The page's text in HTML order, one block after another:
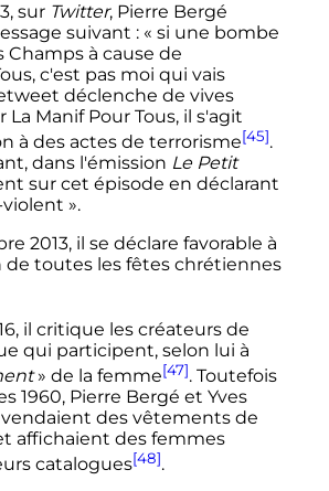
, sur Twitter, Pierre Bergé
suivant : « si une bombe
Champs à cause de
c'est pas moi qui vais
déclenche de vives
La Manif Pour Tous, il s'agit
à des actes de terrorisme[45].
dans l'émission Le Petit
sur cet épisode en déclarant
».
2013, il se déclare favorable à
de toutes les fêtes chrétiennes
, il critique les créateurs de
qui participent, selon lui à
» de la femme[47]. Toutefois
1960, Pierre Bergé et Yves
des vêtements de
affichaient des femmes
catalogues[48].